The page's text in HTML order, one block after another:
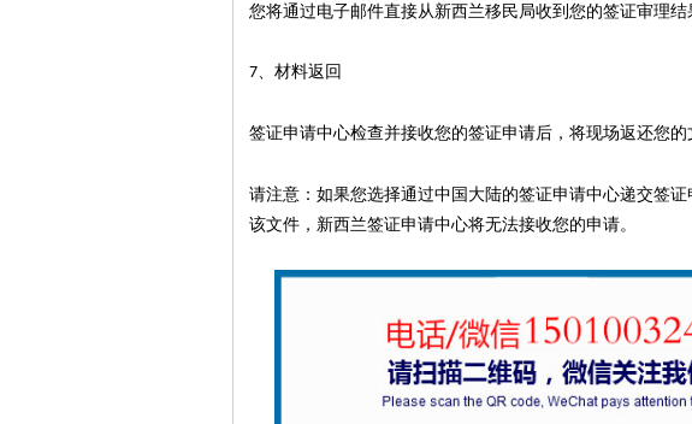
您将通过电子邮件直接从新西兰移民局收到您的签证审理结
7、材料返回
签证申请中心检查并接收您的签证申请后，将现场返还您的
请注意：如果您选择通过中国大陆的签证申请中心递交签
该文件，新西兰签证申请中心将无法接收您的申请。